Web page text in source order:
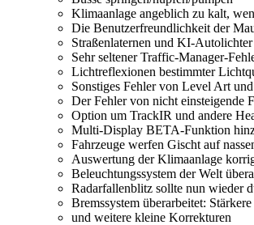
Klimaanlage angeblich zu kalt,
Die Benutzerfreundlichkeit der
Straßenlaternen und KI-
Sehr seltener Traffic-Manager-
Lichtreflexionen bestimmter
Sonstiges Fehler von Level Art
Der Fehler von nicht einsteigende
Option um TrackIR und andere
Multi-Display BETA-Funktion
Fahrzeuge werfen Gischt auf
Auswertung der Klimaanlage
Beleuchtungssystem der Welt
Radarfallenblitz sollte nun wieder
Bremssystem überarbeitet:
und weitere kleine Korrekturen